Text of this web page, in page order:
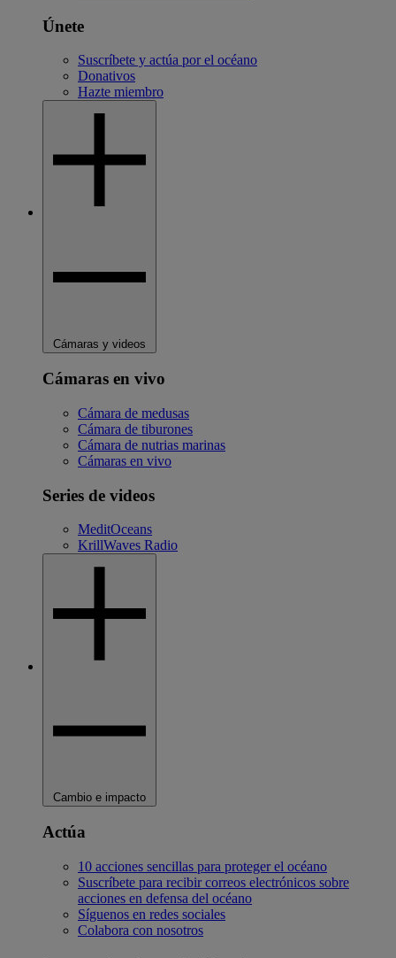
Únete
Suscríbete y actúa por el océano
Donativos
Hazte miembro
Cámaras y videos
Cámaras en vivo
Cámara de medusas
Cámara de tiburones
Cámara de nutrias marinas
Cámaras en vivo
Series de videos
MeditOceans
KrillWaves Radio
Cambio e impacto
Actúa
10 acciones sencillas para proteger el océano
Suscríbete para recibir correos electrónicos sobre
acciones en defensa del océano
Síguenos en redes sociales
Colabora con nosotros